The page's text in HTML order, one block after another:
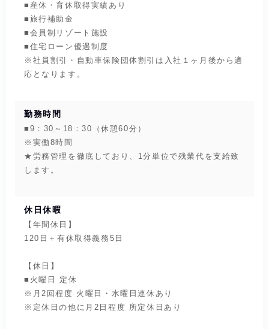
■産休・育休取得実績あり
■旅行補助金
■会員制リゾート施設
■住宅ローン優遇制度
※社員割引・自動車保険団体割引は入社１ヶ月後から適
応となります。
勤務時間
■9：30～18：30（休憩60分）
※実働8時間
★労務管理を徹底しており、1分単位で残業代を支給致
します。
休日休暇
【年間休日】
120日＋有休取得義務5日
【休日】
■火曜日 定休
※月2回程度 火曜日・水曜日連休あり
※定休日の他に月2日程度 所定休日あり